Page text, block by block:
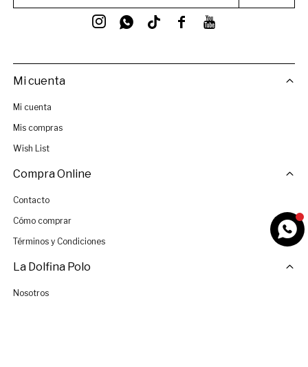
 
 
Mi cuenta
Mi cuenta
Mis compras
Wish List
Compra Online
Contacto
Cómo comprar
Términos y Condiciones
La Dolfina Polo
Nosotros